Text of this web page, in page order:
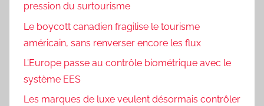
pression du surtourisme
Le boycott canadien fragilise le tourisme
américain, sans renverser encore les flux
L’Europe passe au contrôle biométrique avec le
système EES
Les marques de luxe veulent désormais contrôler